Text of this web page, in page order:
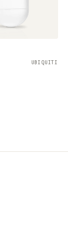
UBIQUITI